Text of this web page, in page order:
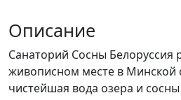
Описание
Санаторий Сосны Белоруссия
живописном месте в Минской
чистейшая вода озера и